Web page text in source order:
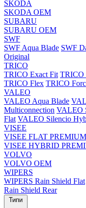
SKODA
SKODA OEM
SUBARU
SUBARU OEM
SWF
SWF Aqua Blade SWF
Original
TRICO
TRICO Exact Fit TRICO
TRICO Flex TRICO
VALEO
VALEO Aqua Blade
Multiconnection VALEO
Flat VALEO Silencio
VISEE
VISEE FLAT
VISEE HYBRID
VOLVO
VOLVO OEM
WIPERS
WIPERS Rain Shield Flat
Rain Shield Rear
Типи